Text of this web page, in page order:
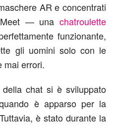
AR e concentrati
— una chatroulette
funzionante,
gli uomini solo con le
mai errori.
chat si è sviluppato
è apparso per la
è stato durante la